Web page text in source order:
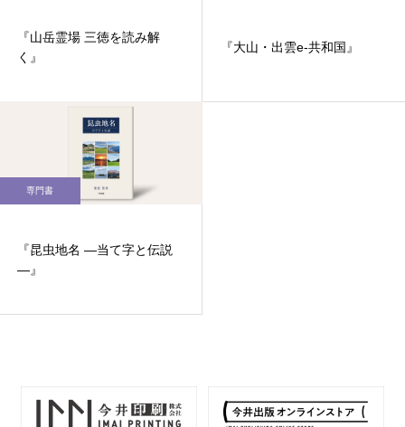
『山岳霊場 三徳を読み解
く』
『大山・出雲e-共和国』
専門書
『昆虫地名 ―当て字と伝説
―』